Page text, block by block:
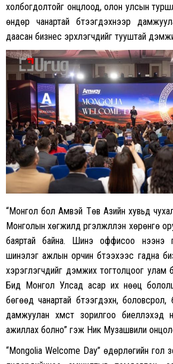
холбогдолтойг онцлоод, олон улсын
өндөр чанартай бүтээгдэхүүнээр
даасан бизнес эрхлэгчдийг тууштай
“Монгол бол Амвэй Төв Азийн хувьд
Монголын хөгжилд үргэлжлүүлэн хөрөнгө
баяртай байна. Шинэ оффисоо нээнэ
шинэлэг ажлын орчин бүтээхээс гадна
хэрэглэгчдийг дэмжих тогтолцоог улам
Бид Монгол Улсад асар их нөөц
бөгөөд чанартай бүтээгдэхүүн,
дамжуулан хүмүүст зорилгоо
ажиллах болно” гэж Ник Музашвили
“Mongolia Welcome Day” өдөрлөгийн гол